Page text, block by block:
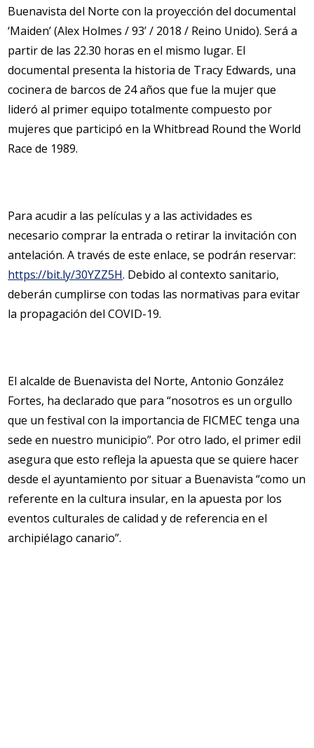
Buenavista del Norte con la proyección del documental
‘Maiden’ (Alex Holmes / 93’ / 2018 / Reino Unido). Será a
partir de las 22.30 horas en el mismo lugar. El
documental presenta la historia de Tracy Edwards, una
cocinera de barcos de 24 años que fue la mujer que
lideró al primer equipo totalmente compuesto por
mujeres que participó en la Whitbread Round the World
Race de 1989.
Para acudir a las películas y a las actividades es
necesario comprar la entrada o retirar la invitación con
antelación. A través de este enlace, se podrán reservar:
https://bit.ly/30YZZ5H. Debido al contexto sanitario,
deberán cumplirse con todas las normativas para evitar
la propagación del COVID-19.
El alcalde de Buenavista del Norte, Antonio González
Fortes, ha declarado que para “nosotros es un orgullo
que un festival con la importancia de FICMEC tenga una
sede en nuestro municipio”. Por otro lado, el primer edil
asegura que esto refleja la apuesta que se quiere hacer
desde el ayuntamiento por situar a Buenavista “como un
referente en la cultura insular, en la apuesta por los
eventos culturales de calidad y de referencia en el
archipiélago canario”.